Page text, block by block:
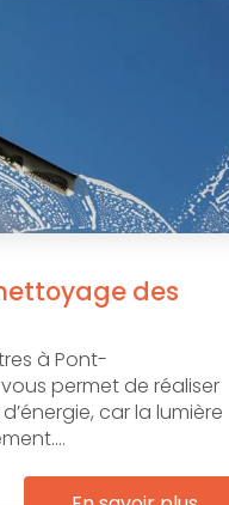
des
à Pont-
permet de réaliser
car la lumière